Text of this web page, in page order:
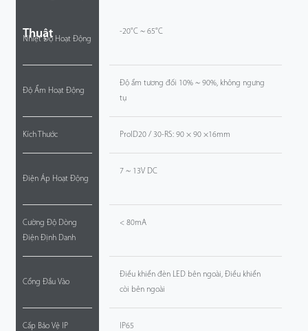
Thuật
Nhiệt Độ Hoạt Động
Độ Ẩm Hoạt Động
Kích Thước
Điện Áp Hoạt Động
Cường Độ Dòng
Điện Định Danh
Cổng Đầu Vào
Cấp Bảo Vệ IP
-20°C ~ 65°C
Độ ẩm tương đối 10% ~ 90%, không ngưng
tụ
ProID20 / 30-RS: 90 × 90 ×16mm
7 ~ 13V DC
< 80mA
Điều khiển đèn LED bên ngoài, Điều khiển
còi bên ngoài
IP65